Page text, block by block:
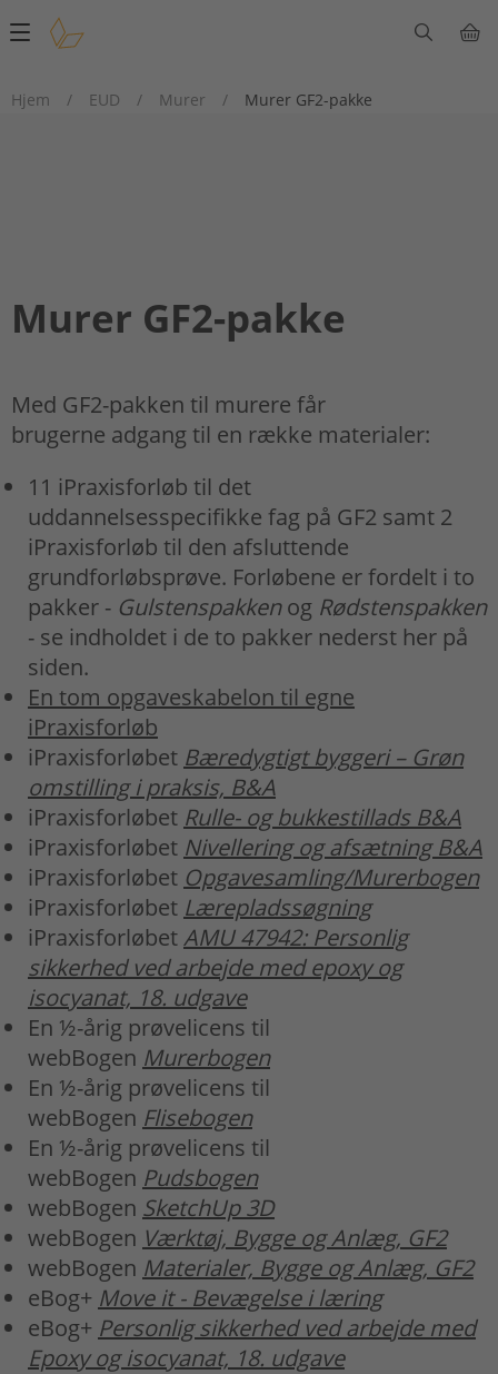
Main
Hjem
/ EUD / Murer / Murer GF2-pakke
Murer GF2-pakke
Med GF2-pakken til murere får
brugerne adgang til en række materialer:
11 iPraxisforløb til det
uddannelsesspecifikke fag på GF2 samt 2
iPraxisforløb til den afsluttende
grundforløbsprøve. Forløbene er fordelt i to
pakker - Gulstenspakkenog Rødstenspakken
- se indholdet i de to pakker nederst her på
siden.
En tom opgaveskabelon til egne
iPraxisforløb
iPraxisforløbet Bæredygtigt byggeri – Grøn
omstilling i praksis, B&A
iPraxisforløbet Rulle- og bukkestillads B&A
iPraxisforløbet Nivellering og afsætning B&A
iPraxisforløbet Opgavesamling/Murerbogen
iPraxisforløbet Lærepladssøgning
iPraxisforløbetAMU 47942: Personlig
sikkerhed ved arbejde med epoxy og
isocyanat, 18. udgave
En ½-årig prøvelicens til
webBogen Murerbogen
En ½-årig prøvelicens til
webBogen Flisebogen
En ½-årig prøvelicens til
webBogen Pudsbogen
webBogen SketchUp 3D
webBogen Værktøj, Bygge og Anlæg, GF2
webBogen Materialer, Bygge og Anlæg, GF2
eBog+ Move it - Bevægelse i læring
eBog+ Personlig sikkerhed ved arbejde med
Epoxy og isocyanat, 18. udgave